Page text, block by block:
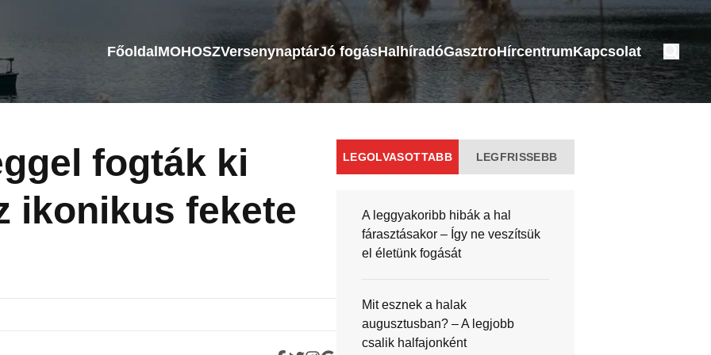
FőoldalMOHOSZVersenynaptárJó fogásHalhíradóGasztroHírcentrumKapcsolat
fogták ki
ikonikus fekete
LEGOLVASOTTABB LEGFRISSEBB
A leggyakoribb hibák a hal
fárasztásakor – Így ne veszítsük
el életünk fogását
Mit esznek a halak
augusztusban? – A legjobb
csalik halfajonként